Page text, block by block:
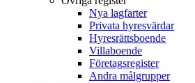
Nya lagfarter
Privata hyresvärdar
Hyresrättsboende
Villaboende
Företagsregister
Andra målgrupper